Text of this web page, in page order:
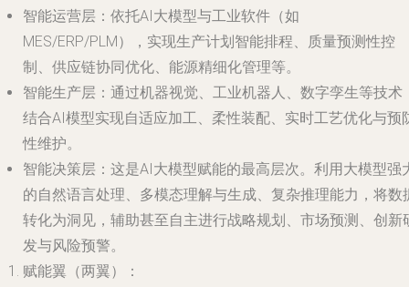
智能运营层 ：依托AI大模型与工业软件（如
MES/ERP/PLM），实现生产计划智能排程、质量预测性控
制、供应链协同优化、能源精细化管理等。
智能生产层 ：通过机器视觉、工业机器人、数字孪生等技术
结合AI模型实现自适应加工、柔性装配、实时工艺优化与预
性维护。
智能决策层 ：这是AI大模型赋能的最高层次。利用大模型强
的自然语言处理、多模态理解与生成、复杂推理能力，将数
转化为洞见，辅助甚至自主进行战略规划、市场预测、创新
发与风险预警。
赋能翼（两翼）
：